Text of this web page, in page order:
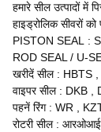
हमारे सील उत्पादों में
हाइड्रोलिक सीवरों
PISTON SEAL
:
ROD SEAL / U-
खरीदें सील : HBTS
वाइपर सील : DKB
पहनें रिंग : WR
रोटरी सील : आरओआई